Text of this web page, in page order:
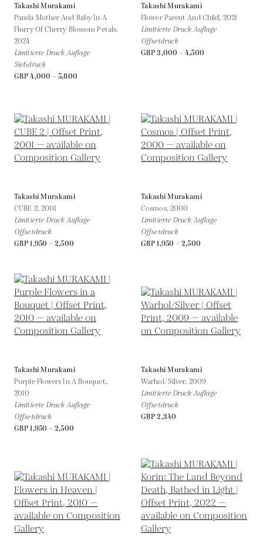
Takashi Murakami
Panda Mother And Baby In A
Flurry Of Cherry Blossom Petals,
2024
Limitierte Druck Auflage
Siebdruck
GBP 4,000 - 5,800
Takashi Murakami
Flower Parent And Child, 2021
Limitierte Druck Auflage
Offsetdruck
GBP 3,000 - 4,500
Takashi Murakami
CUBE 2, 2001
Limitierte Druck Auflage
Offsetdruck
GBP 1,950 - 2,500
Takashi Murakami
Cosmos, 2000
Limitierte Druck Auflage
Offsetdruck
GBP 1,950 - 2,500
Takashi Murakami
Purple Flowers In A Bouquet,
2010
Limitierte Druck Auflage
Offsetdruck
GBP 1,950 - 2,500
Takashi Murakami
Warhol/Silver, 2009
Limitierte Druck Auflage
Offsetdruck
GBP 2,340